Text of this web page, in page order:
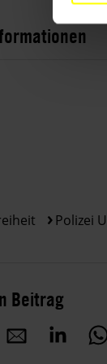
Polizei
Beitrag